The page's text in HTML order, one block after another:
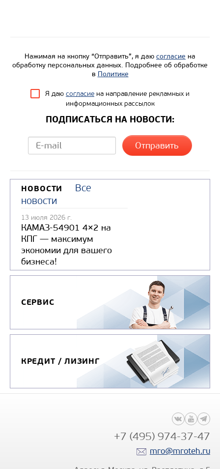
Нажимая на кнопку “Отправить”, я даю согласие на
обработку персональных данных. Подробнее об обработке
в Политике
Я даю согласие на направление рекламных и
информационных рассылок
ПОДПИСАТЬСЯ НА НОВОСТИ:
НОВОСТИ
Все
новости
13 июля 2026 г.
КАМАЗ-54901 4×2 на
КПГ — максимум
экономии для вашего
бизнеса!
СЕРВИС
КРЕДИТ / ЛИЗИНГ
+7 (495) 974-37-47
mro@mroteh.ru